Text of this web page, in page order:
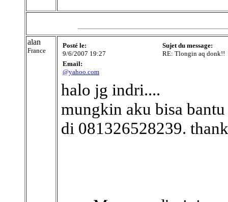
alan
France
Posté le:
9/6/2007 19:27
Sujet du message:
RE: Tlongin aq donk!!
Email:
@yahoo.com
halo jg indri....
mungkin aku bisa
di 081326528239.